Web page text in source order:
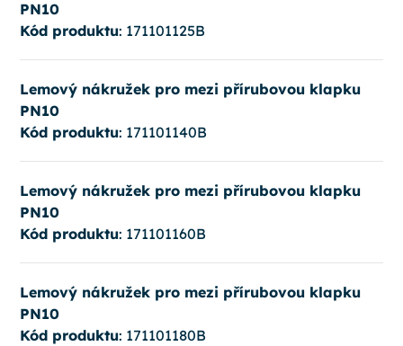
PN10
Kód produktu: 171101125B
Lemový nákružek pro mezi přírubovou klapku
PN10
Kód produktu: 171101140B
Lemový nákružek pro mezi přírubovou klapku
PN10
Kód produktu: 171101160B
Lemový nákružek pro mezi přírubovou klapku
PN10
Kód produktu: 171101180B